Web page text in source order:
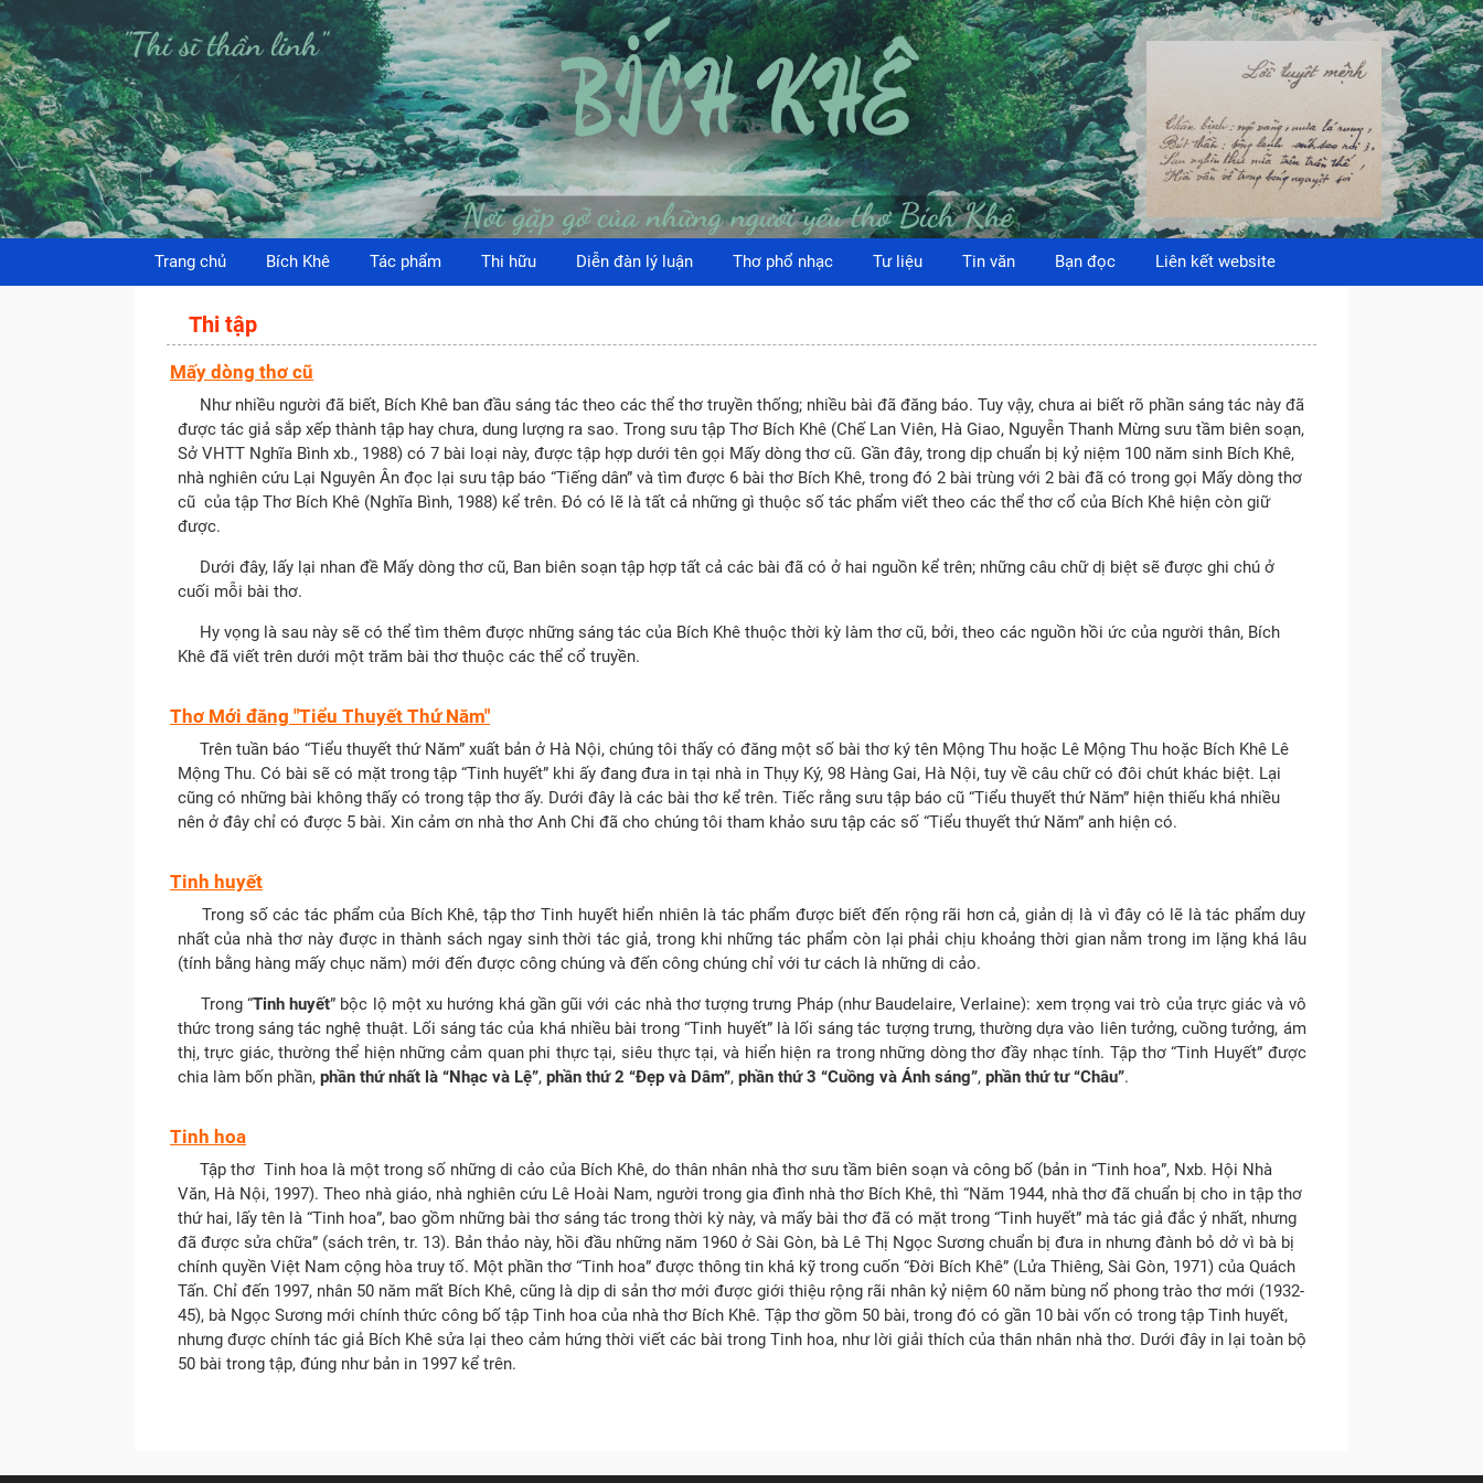
Trang chủ Bích Khê Tác phẩm Thi hữu Diễn đàn lý luận Thơ phổ nhạc Tư liệu Tin văn Bạn đọc Liên kết website
Thi tập
Mấy dòng thơ cũ
Như nhiều người đã biết, Bích Khê ban đầu sáng tác theo các thể thơ truyền thống; nhiều bài đã đăng báo. Tuy vậy, chưa ai biết rõ phần sáng tác này đã
được tác giả sắp xếp thành tập hay chưa, dung lượng ra sao. Trong sưu tập Thơ Bích Khê (Chế Lan Viên, Hà Giao, Nguyễn Thanh Mừng sưu tầm biên soạn,
Sở VHTT Nghĩa Bình xb., 1988) có 7 bài loại này, được tập hợp dưới tên gọi Mấy dòng thơ cũ. Gần đây, trong dịp chuẩn bị kỷ niệm 100 năm sinh Bích Khê,
nhà nghiên cứu Lại Nguyên Ân đọc lại sưu tập báo “Tiếng dân” và tìm được 6 bài thơ Bích Khê, trong đó 2 bài trùng với 2 bài đã có trong gọi Mấy dòng thơ
cũ của tập Thơ Bích Khê (Nghĩa Bình, 1988) kể trên. Đó có lẽ là tất cả những gì thuộc số tác phẩm viết theo các thể thơ cổ của Bích Khê hiện còn giữ
được.
Dưới đây, lấy lại nhan đề Mấy dòng thơ cũ, Ban biên soạn tập hợp tất cả các bài đã có ở hai nguồn kể trên; những câu chữ dị biệt sẽ được ghi chú ở
cuối mỗi bài thơ.
Hy vọng là sau này sẽ có thể tìm thêm được những sáng tác của Bích Khê thuộc thời kỳ làm thơ cũ, bởi, theo các nguồn hồi ức của người thân, Bích
Khê đã viết trên dưới một trăm bài thơ thuộc các thể cổ truyền.
Thơ Mới đăng "Tiểu Thuyết Thứ Năm"
Trên tuần báo “Tiểu thuyết thứ Năm” xuất bản ở Hà Nội, chúng tôi thấy có đăng một số bài thơ ký tên Mộng Thu hoặc Lê Mộng Thu hoặc Bích Khê Lê
Mộng Thu. Có bài sẽ có mặt trong tập “Tinh huyết” khi ấy đang đưa in tại nhà in Thụy Ký, 98 Hàng Gai, Hà Nội, tuy về câu chữ có đôi chút khác biệt. Lại
cũng có những bài không thấy có trong tập thơ ấy. Dưới đây là các bài thơ kể trên. Tiếc rằng sưu tập báo cũ “Tiểu thuyết thứ Năm” hiện thiếu khá nhiều
nên ở đây chỉ có được 5 bài. Xin cảm ơn nhà thơ Anh Chi đã cho chúng tôi tham khảo sưu tập các số “Tiểu thuyết thứ Năm” anh hiện có.
Tinh huyết
Trong số các tác phẩm của Bích Khê, tập thơ Tinh huyết hiển nhiên là tác phẩm được biết đến rộng rãi hơn cả, giản dị là vì đây có lẽ là tác phẩm duy
nhất của nhà thơ này được in thành sách ngay sinh thời tác giả, trong khi những tác phẩm còn lại phải chịu khoảng thời gian nằm trong im lặng khá lâu
(tính bằng hàng mấy chục năm) mới đến được công chúng và đến công chúng chỉ với tư cách là những di cảo.
Trong “Tinh huyết” bộc lộ một xu hướng khá gần gũi với các nhà thơ tượng trưng Pháp (như Baudelaire, Verlaine): xem trọng vai trò của trực giác và vô
thức trong sáng tác nghệ thuật. Lối sáng tác của khá nhiều bài trong “Tinh huyết” là lối sáng tác tượng trưng, thường dựa vào liên tưởng, cuồng tưởng, ám
thị, trực giác, thường thể hiện những cảm quan phi thực tại, siêu thực tại, và hiển hiện ra trong những dòng thơ đầy nhạc tính. Tập thơ “Tinh Huyết” được
chia làm bốn phần, phần thứ nhất là “Nhạc và Lệ”, phần thứ 2 “Đẹp và Dâm”, phần thứ 3 “Cuồng và Ánh sáng”, phần thứ tư “Châu”.
Tinh hoa
Tập thơ Tinh hoa là một trong số những di cảo của Bích Khê, do thân nhân nhà thơ sưu tầm biên soạn và công bố (bản in “Tinh hoa”, Nxb. Hội Nhà
Văn, Hà Nội, 1997). Theo nhà giáo, nhà nghiên cứu Lê Hoài Nam, người trong gia đình nhà thơ Bích Khê, thì “Năm 1944, nhà thơ đã chuẩn bị cho in tập thơ
thứ hai, lấy tên là “Tinh hoa”, bao gồm những bài thơ sáng tác trong thời kỳ này, và mấy bài thơ đã có mặt trong “Tinh huyết” mà tác giả đắc ý nhất, nhưng
đã được sửa chữa” (sách trên, tr. 13). Bản thảo này, hồi đầu những năm 1960 ở Sài Gòn, bà Lê Thị Ngọc Sương chuẩn bị đưa in nhưng đành bỏ dở vì bà bị
chính quyền Việt Nam cộng hòa truy tố. Một phần thơ “Tinh hoa” được thông tin khá kỹ trong cuốn “Đời Bích Khê” (Lửa Thiêng, Sài Gòn, 1971) của Quách
Tấn. Chỉ đến 1997, nhân 50 năm mất Bích Khê, cũng là dịp di sản thơ mới được giới thiệu rộng rãi nhân kỷ niệm 60 năm bùng nổ phong trào thơ mới (1932-
45), bà Ngọc Sương mới chính thức công bố tập Tinh hoa của nhà thơ Bích Khê. Tập thơ gồm 50 bài, trong đó có gần 10 bài vốn có trong tập Tinh huyết,
nhưng được chính tác giả Bích Khê sửa lại theo cảm hứng thời viết các bài trong Tinh hoa, như lời giải thích của thân nhân nhà thơ. Dưới đây in lại toàn bộ
50 bài trong tập, đúng như bản in 1997 kể trên.